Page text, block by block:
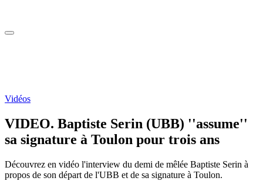
Vidéos
VIDEO. Baptiste Serin (UBB) ''assume''
sa signature à Toulon pour trois ans
Découvrez en vidéo l'interview du demi de mêlée Baptiste Serin à
propos de son départ de l'UBB et de sa signature à Toulon.